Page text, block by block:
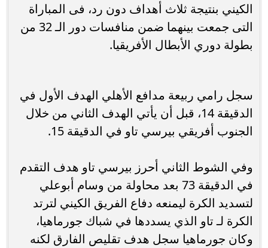
الكيني بنتيجة ثلاث أهداف دون رد، فى المباراة
التى جمعت بينهما ضمن منافسات دور الـ 32 من
بطولة دوري الأبطال الأفريقيا.
سجل رامي ربيعة مدافع الأهلي الهدف الأول في
الدقيقة 14، قبل أن يأتي الهدف الثاني من خلال
الجنوب أفريقي بيرسي تاو في الدقيقة 15.
وفي الشوط الثاني أحرز بيرسي تاو هدف التقدم
في الدقيقة 73 بعد محاولة من وسام أبوعلي
لتسديد الكرة ليمنعه دفاع الفريق الكيني لترتد
الكرة لـ تاو الذي يسددها في شباك جورماهيا،
وكان جورماهيا سجل هدف تقليص الفارق لكنه